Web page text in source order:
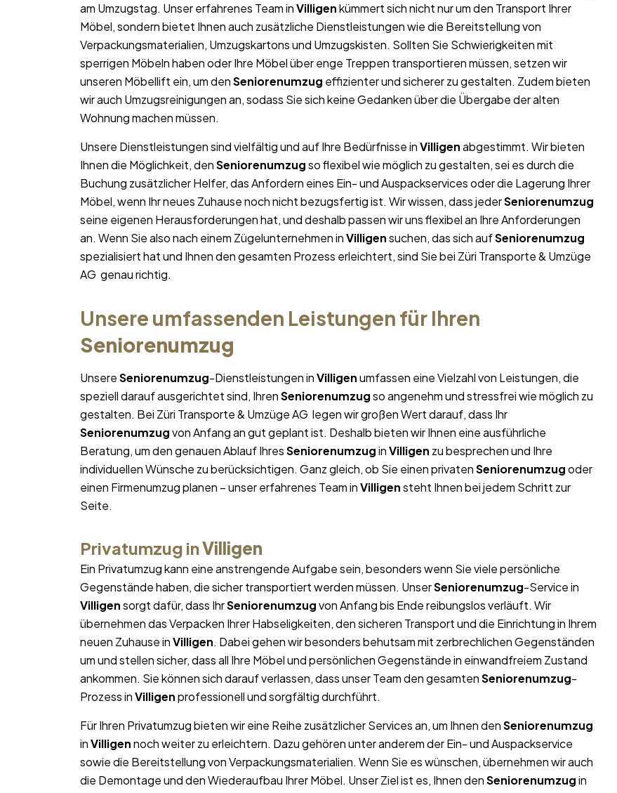
am Umzugstag. Unser erfahrenes Team inVilligenkümmert sich nicht nur um den Transport Ihrer
Möbel, sondern bietet Ihnen auch zusätzliche Dienstleistungen wie die Bereitstellung von
Verpackungsmaterialien, Umzugskartons und Umzugskisten. Sollten Sie Schwierigkeiten mit
sperrigen Möbeln haben oder Ihre Möbel über enge Treppen transportieren müssen, setzen wir
unseren Möbellift ein, um denSeniorenumzug effizienter und sicherer zu gestalten. Zudem bieten
wir auch Umzugsreinigungen an, sodass Sie sich keine Gedanken über die Übergabe der alten
Wohnung machen müssen.
Unsere Dienstleistungen sind vielfältig und auf Ihre Bedürfnisse inVilligenabgestimmt. Wir bieten
Ihnen die Möglichkeit, denSeniorenumzugso flexibel wie möglich zu gestalten, sei es durch die
Buchung zusätzlicher Helfer, das Anfordern eines Ein- und Auspackservices oder die Lagerung Ihrer
Möbel, wenn Ihr neues Zuhause noch nicht bezugsfertig ist. Wir wissen, dass jederSeniorenumzug
seine eigenen Herausforderungen hat, und deshalb passen wir uns flexibel an Ihre Anforderungen
an. Wenn Sie also nach einem Zügelunternehmen inVilligensuchen, das sich aufSeniorenumzug
spezialisiert hat und Ihnen den gesamten Prozess erleichtert, sind Sie bei Züri Transporte & Umzüge
AG genau richtig.
Unsere umfassenden Leistungen für Ihren
Seniorenumzug
UnsereSeniorenumzug-Dienstleistungen inVilligenumfassen eine Vielzahl von Leistungen, die
speziell darauf ausgerichtet sind, IhrenSeniorenumzugso angenehm und stressfrei wie möglich zu
gestalten. Bei Züri Transporte & Umzüge AG legen wir großen Wert darauf, dass Ihr
Seniorenumzugvon Anfang an gut geplant ist. Deshalb bieten wir Ihnen eine ausführliche
Beratung, um den genauen Ablauf IhresSeniorenumzuginVilligen zu besprechen und Ihre
individuellen Wünsche zu berücksichtigen. Ganz gleich, ob Sie einen privatenSeniorenumzugoder
einen Firmenumzug planen – unser erfahrenes Team inVilligensteht Ihnen bei jedem Schritt zur
Seite.
Privatumzug inVilligen
Ein Privatumzug kann eine anstrengende Aufgabe sein, besonders wenn Sie viele persönliche
Gegenstände haben, die sicher transportiert werden müssen. UnserSeniorenumzug-Service in
Villigensorgt dafür, dass IhrSeniorenumzugvon Anfang bis Ende reibungslos verläuft. Wir
übernehmen das Verpacken Ihrer Habseligkeiten, den sicheren Transport und die Einrichtung in Ihrem
neuen Zuhause inVilligen. Dabei gehen wir besonders behutsam mit zerbrechlichen Gegenständen
um und stellen sicher, dass all Ihre Möbel und persönlichen Gegenstände in einwandfreiem Zustand
ankommen. Sie können sich darauf verlassen, dass unser Team den gesamtenSeniorenumzug-
Prozess inVilligenprofessionell und sorgfältig durchführt.
Für Ihren Privatumzug bieten wir eine Reihe zusätzlicher Services an, um Ihnen denSeniorenumzug
inVilligennoch weiter zu erleichtern. Dazu gehören unter anderem der Ein- und Auspackservice
sowie die Bereitstellung von Verpackungsmaterialien. Wenn Sie es wünschen, übernehmen wir auch
die Demontage und den Wiederaufbau Ihrer Möbel. Unser Ziel ist es, Ihnen denSeniorenumzugin